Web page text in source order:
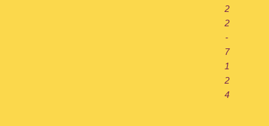
2
2
-
7
1
2
4